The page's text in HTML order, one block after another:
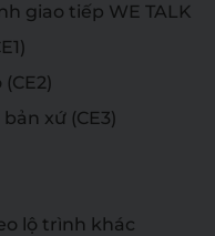
giao tiếp WE TALK
xứ (CE3)
lộ trình khác